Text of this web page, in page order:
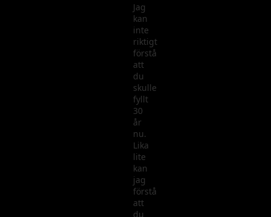
Jag
kan
inte
riktigt
förstå
att
du
skulle
fyllt
30
år
nu.
Lika
lite
kan
jag
förstå
att
du